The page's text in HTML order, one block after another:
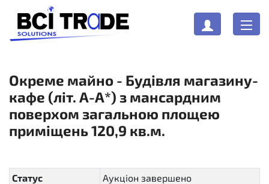
Окреме майно - Будівля магазину-
кафе (літ. А-А*) з мансардним
поверхом загальною площею
приміщень 120,9 кв.м.
Статус Аукціон завершено